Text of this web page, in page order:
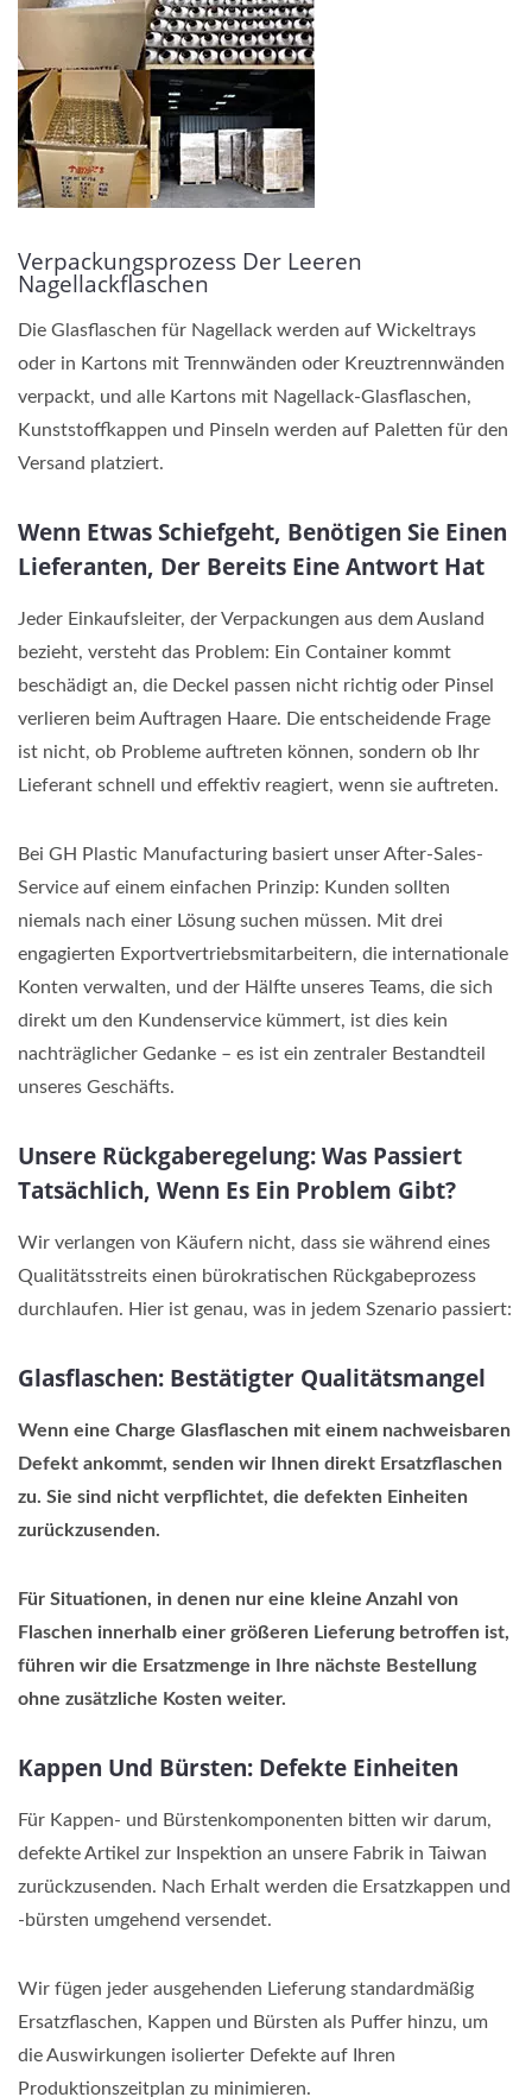
Verpackungsprozess Der Leeren
Nagellackflaschen
Die Glasflaschen für Nagellack werden auf Wickeltrays
oder in Kartons mit Trennwänden oder Kreuztrennwänden
verpackt, und alle Kartons mit Nagellack-Glasflaschen,
Kunststoffkappen und Pinseln werden auf Paletten für den
Versand platziert.
Wenn Etwas Schiefgeht, Benötigen Sie Einen
Lieferanten, Der Bereits Eine Antwort Hat
Jeder Einkaufsleiter, der Verpackungen aus dem Ausland
bezieht, versteht das Problem: Ein Container kommt
beschädigt an, die Deckel passen nicht richtig oder Pinsel
verlieren beim Auftragen Haare. Die entscheidende Frage
ist nicht, ob Probleme auftreten können, sondern ob Ihr
Lieferant schnell und effektiv reagiert, wenn sie auftreten.
Bei GH Plastic Manufacturing basiert unser After-Sales-
Service auf einem einfachen Prinzip: Kunden sollten
niemals nach einer Lösung suchen müssen. Mit drei
engagierten Exportvertriebsmitarbeitern, die internationale
Konten verwalten, und der Hälfte unseres Teams, die sich
direkt um den Kundenservice kümmert, ist dies kein
nachträglicher Gedanke – es ist ein zentraler Bestandteil
unseres Geschäfts.
Unsere Rückgaberegelung: Was Passiert
Tatsächlich, Wenn Es Ein Problem Gibt?
Wir verlangen von Käufern nicht, dass sie während eines
Qualitätsstreits einen bürokratischen Rückgabeprozess
durchlaufen. Hier ist genau, was in jedem Szenario passiert:
Glasflaschen: Bestätigter Qualitätsmangel
Wenn eine Charge Glasflaschen mit einem nachweisbaren
Defekt ankommt, senden wir Ihnen direkt Ersatzflaschen
zu. Sie sind nicht verpflichtet, die defekten Einheiten
zurückzusenden.
Für Situationen, in denen nur eine kleine Anzahl von
Flaschen innerhalb einer größeren Lieferung betroffen ist,
führen wir die Ersatzmenge in Ihre nächste Bestellung
ohne zusätzliche Kosten weiter.
Kappen Und Bürsten: Defekte Einheiten
Für Kappen- und Bürstenkomponenten bitten wir darum,
defekte Artikel zur Inspektion an unsere Fabrik in Taiwan
zurückzusenden. Nach Erhalt werden die Ersatzkappen und
-bürsten umgehend versendet.
Wir fügen jeder ausgehenden Lieferung standardmäßig
Ersatzflaschen, Kappen und Bürsten als Puffer hinzu, um
die Auswirkungen isolierter Defekte auf Ihren
Produktionszeitplan zu minimieren.